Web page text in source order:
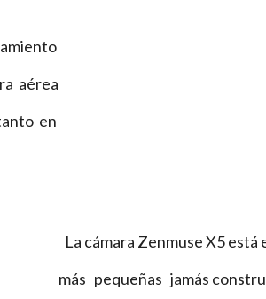
aérea
en
La cámara Zenmuse X5
más pequeñas jamás